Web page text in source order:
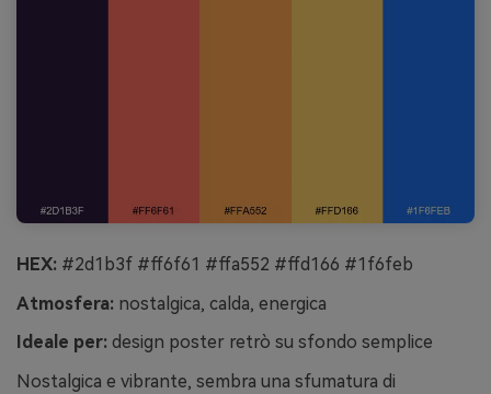
HEX: #2d1b3f #ff6f61 #ffa552 #ffd166 #1f6feb
Atmosfera: nostalgica, calda, energica
Ideale per: design poster retrò su sfondo semplice
Nostalgica e vibrante, sembra una sfumatura di